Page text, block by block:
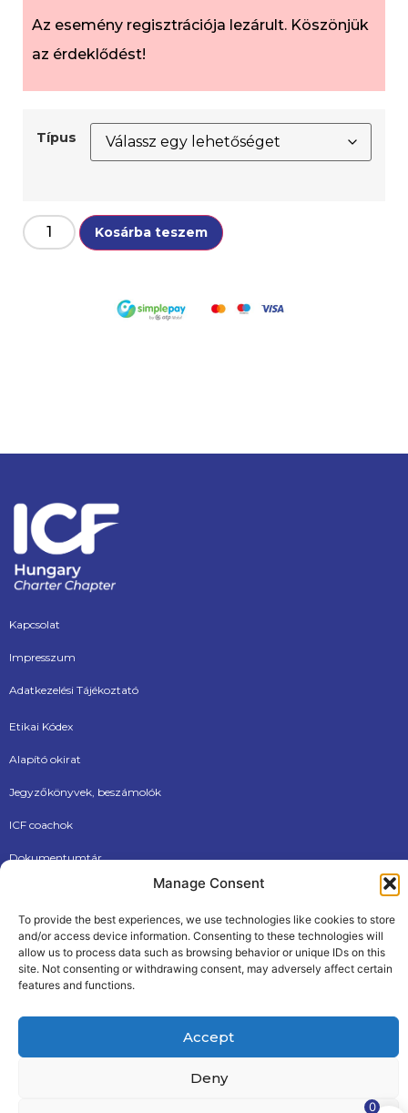
Manage Consent
To provide the best experiences, we use technologies like cookies to store
and/or access device information. Consenting to these technologies will
allow us to process data such as browsing behavior or unique IDs on this
site. Not consenting or withdrawing consent, may adversely affect certain
features and functions.
Accept
Deny
Az esemény regisztrációja lezárult. Köszönjük
az érdeklődést!
Típus
Kosárba teszem
Kapcsolat
Impresszum
Adatkezelési Tájékoztató
Etikai Kódex
Alapító okirat
Jegyzőkönyvek, beszámolók
ICF coachok
Dokumentumtár
Adatkezelési tájékoztató
© 2026, Internationational Coaching Federation Hungarian
Chapter
Made by The PALM Creative Agency
0